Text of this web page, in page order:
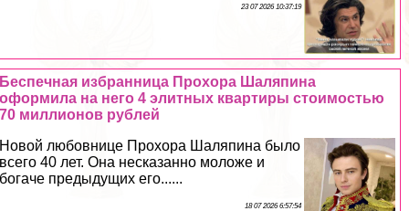
23 07 2026 10:37:19
Беспечная избранница Прохора Шаляпина
оформила на него 4 элитных квартиры стоимостью
70 миллионов рублей
Новой любовнице Прохора Шаляпина было
всего 40 лет. Она несказанно моложе и
богаче предыдущих его......
18 07 2026 6:57:54